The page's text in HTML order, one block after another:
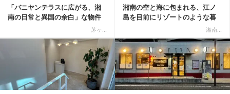
「バニヤンテラスに広がる、湘
南の日常と異国の余白」な物件
茅ヶ...
湘南の空と海に包まれる、江ノ
島を目前にリゾートのような暮
湘南...
記事を読む